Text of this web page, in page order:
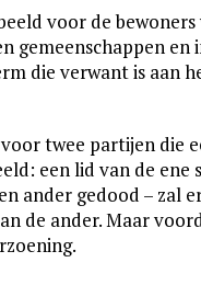
voor de
gemeenschappen
die verwant is aan
twee partijen die
een lid van de ene
ander gedood – zal
de ander. Maar